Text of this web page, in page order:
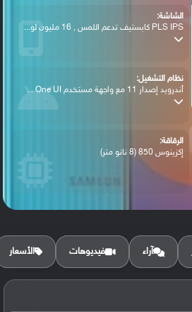
الشاشة:
PLS IPS كابستيف تدعم اللمس , 16 مليون لو...
نظام التشغيل:
أندرويد إصدار 11 مع واجهة مستخدم One UI ...
الرقاقة:
إكزينوس 850 (8 نانو متر)
الرام / التخزين:
آراء فيديوهات الأسعار